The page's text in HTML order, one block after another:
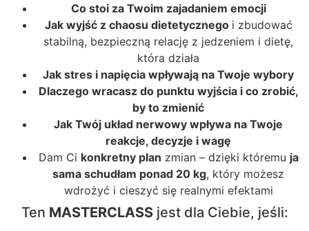
Co stoi za Twoim zajadaniem emocji
Jak wyjść z chaosu dietetycznego i zbudować
stabilną, bezpieczną relację z jedzeniem i dietę,
która działa
Jak stres i napięcia wpływają na Twoje wybory
Dlaczego wracasz do punktu wyjścia i co zrobić,
by to zmienić
Jak Twój układ nerwowy wpływa na Twoje
reakcje, decyzje i wagę
Dam Ci konkretny plan zmian – dzięki któremu ja
sama schudłam ponad 20 kg, który możesz
wdrożyć i cieszyć się realnymi efektami
Ten MASTERCLASSjest dla Ciebie, jeśli: